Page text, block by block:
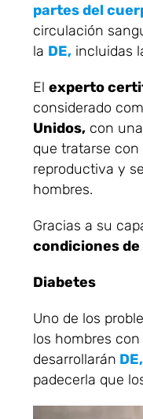
partes del
circulación
la DE,incluidas
El experto
considerado
Unidos,con una
que tratarse con
reproductiva y
hombres.
Gracias a su
condiciones de
Diabetes
Uno de los
los hombres con
desarrollarán DE,
padecerla que